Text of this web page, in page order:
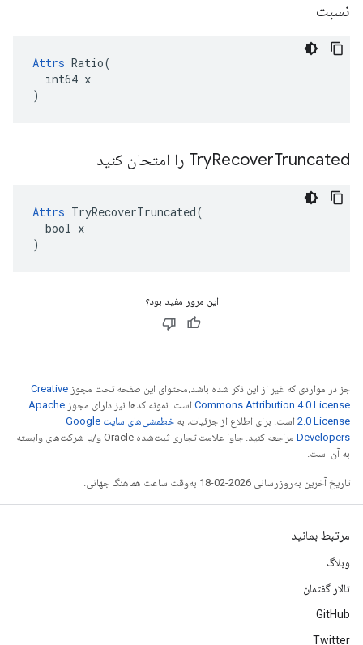
نسبت
Attrs Ratio(
  int64 x
)
TryRecoverTruncated را امتحان کنید
Attrs TryRecoverTruncated(
  bool x
)
این مرور مفید بود؟
جز در مواردی که غیر از این ذکر شده باشد،‌محتوای این صفحه تحت مجوز Creative
Commons Attribution 4.0 License است. نمونه کدها نیز دارای مجوز Apache
2.0 License است. برای اطلاع از جزئیات، به
خطمشی‌های سایت Google
Developers‏
مراجعه کنید. جاوا علامت تجاری ثبت‌شده Oracle و/یا شرکت‌های وابسته
به آن است.
تاریخ آخرین به‌روزرسانی 2026-02-18 به‌وقت ساعت هماهنگ جهانی.
مرتبط بمانید
وبلاگ
تالار گفتمان
GitHub
Twitter